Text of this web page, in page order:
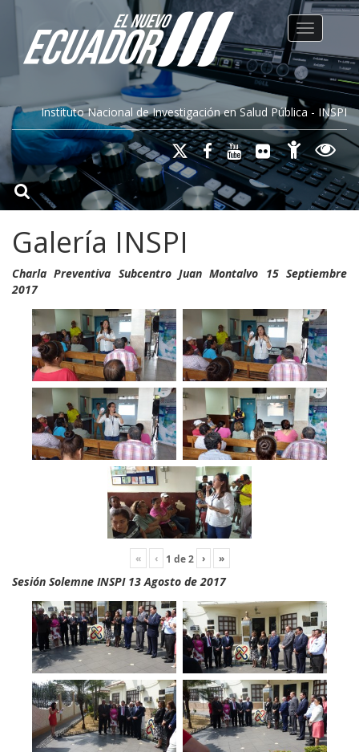
Instituto Nacional de Investigación en Salud Pública - INSPI
Toggle
Galería INSPI
Charla Preventiva Subcentro Juan Montalvo 15 Septiembre
2017
« ‹ 1 de2 › »
Sesión Solemne INSPI 13 Agosto de 2017